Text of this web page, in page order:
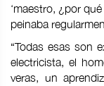
‘maestro, ¿por
peinaba
“Todas esas son
electricista, el
veras, un